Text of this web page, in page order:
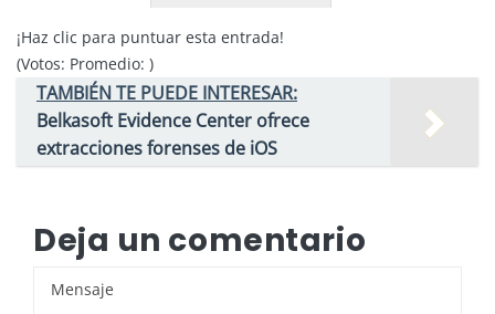
¡Haz clic para puntuar esta entrada!
(Votos: Promedio: )
TAMBIÉN TE PUEDE INTERESAR:
Belkasoft Evidence Center ofrece
extracciones forenses de iOS
Deja un comentario